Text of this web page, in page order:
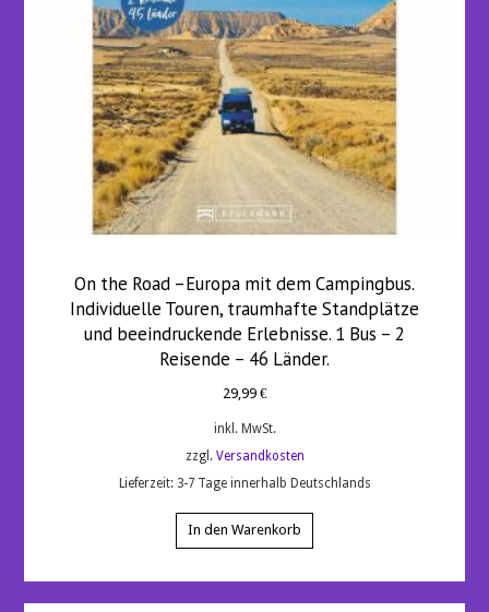
On the Road –Europa mit dem Campingbus.
Individuelle Touren, traumhafte Standplätze
und beeindruckende Erlebnisse. 1 Bus – 2
Reisende – 46 Länder.
29,99 €
inkl. MwSt.
zzgl. Versandkosten
Lieferzeit: 3-7 Tage innerhalb Deutschlands
In den Warenkorb